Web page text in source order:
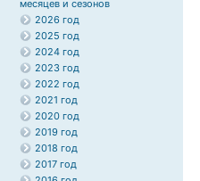
месяцев и сезонов
2026 год
2025 год
2024 год
2023 год
2022 год
2021 год
2020 год
2019 год
2018 год
2017 год